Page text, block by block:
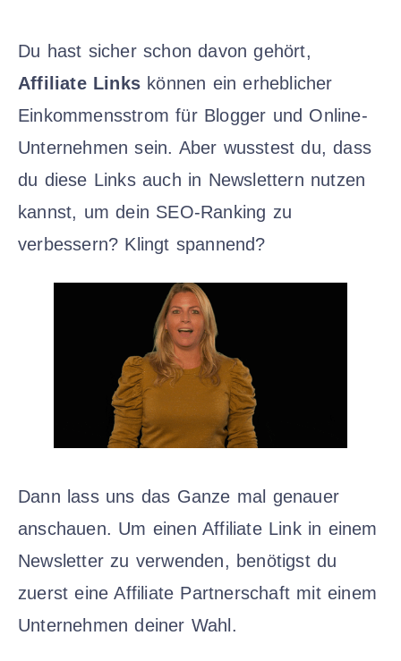
Du hast sicher schon davon gehört,
Affiliate Links können ein erheblicher
Einkommensstrom für Blogger und Online-
Unternehmen sein. Aber wusstest du, dass
du diese Links auch in Newslettern nutzen
kannst, um dein SEO-Ranking zu
verbessern? Klingt spannend?
Dann lass uns das Ganze mal genauer
anschauen. Um einen Affiliate Link in einem
Newsletter zu verwenden, benötigst du
zuerst eine Affiliate Partnerschaft mit einem
Unternehmen deiner Wahl.